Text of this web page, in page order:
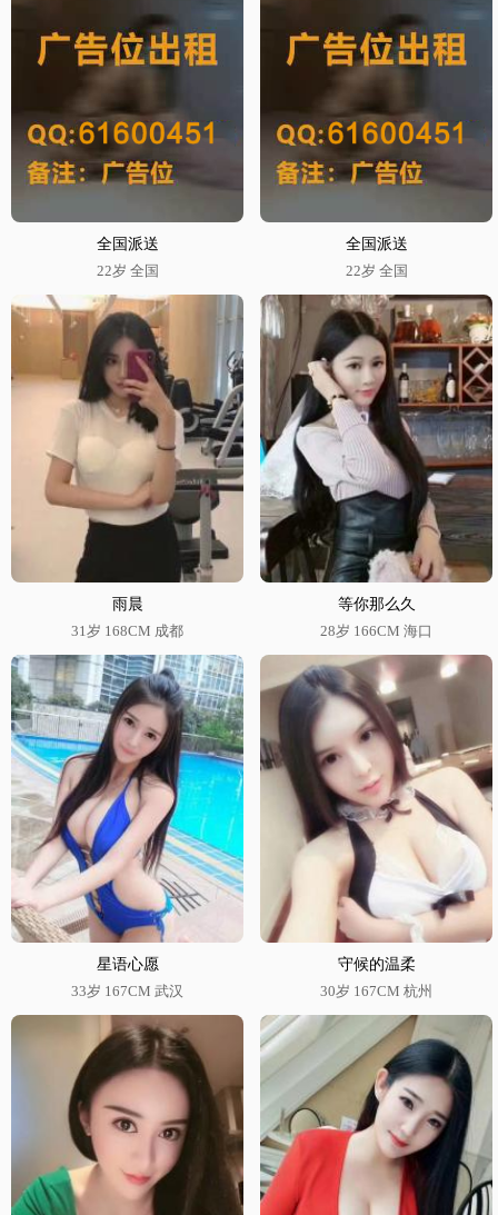
全国派送
22岁 全国
全国派送
22岁 全国
雨晨
31岁 168CM 成都
等你那么久
28岁 166CM 海口
星语心愿
33岁 167CM 武汉
守候的温柔
30岁 167CM 杭州